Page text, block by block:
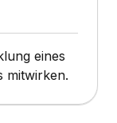
eines
mitwirken.